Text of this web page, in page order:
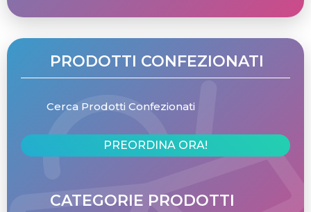
PRODOTTI CONFEZIONATI
Cerca Prodotti Confezionati
PREORDINA ORA!
CATEGORIE PRODOTTI